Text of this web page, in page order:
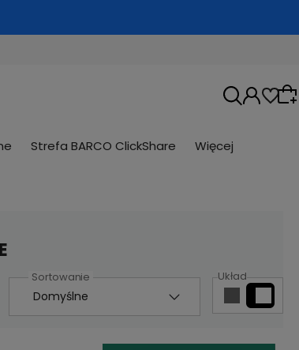
Strefa BARCO ClickShare Więcej
Układ